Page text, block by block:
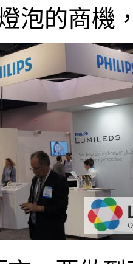
泡的商機